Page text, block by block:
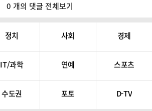
0 개의 댓글 전체보기
정치 사회 경제
IT/과학 연예 스포츠
수도권 포토 D-TV